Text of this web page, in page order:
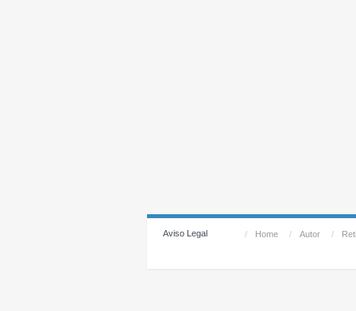
Aviso Legal / Home / Autor /